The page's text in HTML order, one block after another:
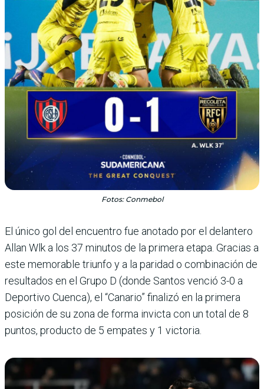
Fotos: Conmebol
El único gol del encuentro fue anotado por el delantero
Allan Wlk a los 37 minutos de la primera etapa. Gracias a
este memorable triunfo y a la paridad o combinación de
resultados en el Grupo D (donde Santos venció 3-0 a
Deportivo Cuenca), el “Canario” finalizó en la primera
posición de su zona de forma invicta con un total de 8
puntos, producto de 5 empates y 1 victoria.